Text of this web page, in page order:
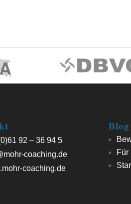
92 – 36 94 5
coaching.de
coaching.de
Blog
Für